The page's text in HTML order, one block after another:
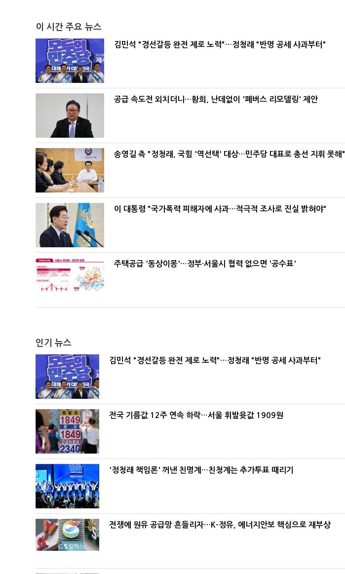
이 시간 주요 뉴스
김민석 "경선갈등 완전 제로 노력"…정청래 "반명 공세 사과부터"
공급 속도전 외치더니…황희, 난데없이 '폐버스 리모델링' 제안
송영길 측 "정청래, 국힘 '역선택' 대상…민주당 대표로 총선 지휘 못해"
이 대통령 "국가폭력 피해자에 사과…적극적 조사로 진실 밝혀야"
주택공급 '동상이몽'…정부·서울시 협력 없으면 '공수표'
인기 뉴스
김민석 "경선갈등 완전 제로 노력"…정청래 "반명 공세 사과부터"
전국 기름값 12주 연속 하락…서울 휘발윳값 1909원
'정청래 책임론' 꺼낸 친명계…친청계는 추가투표 때리기
전쟁에 원유 공급망 흔들리자…K-정유, 에너지안보 핵심으로 재부상